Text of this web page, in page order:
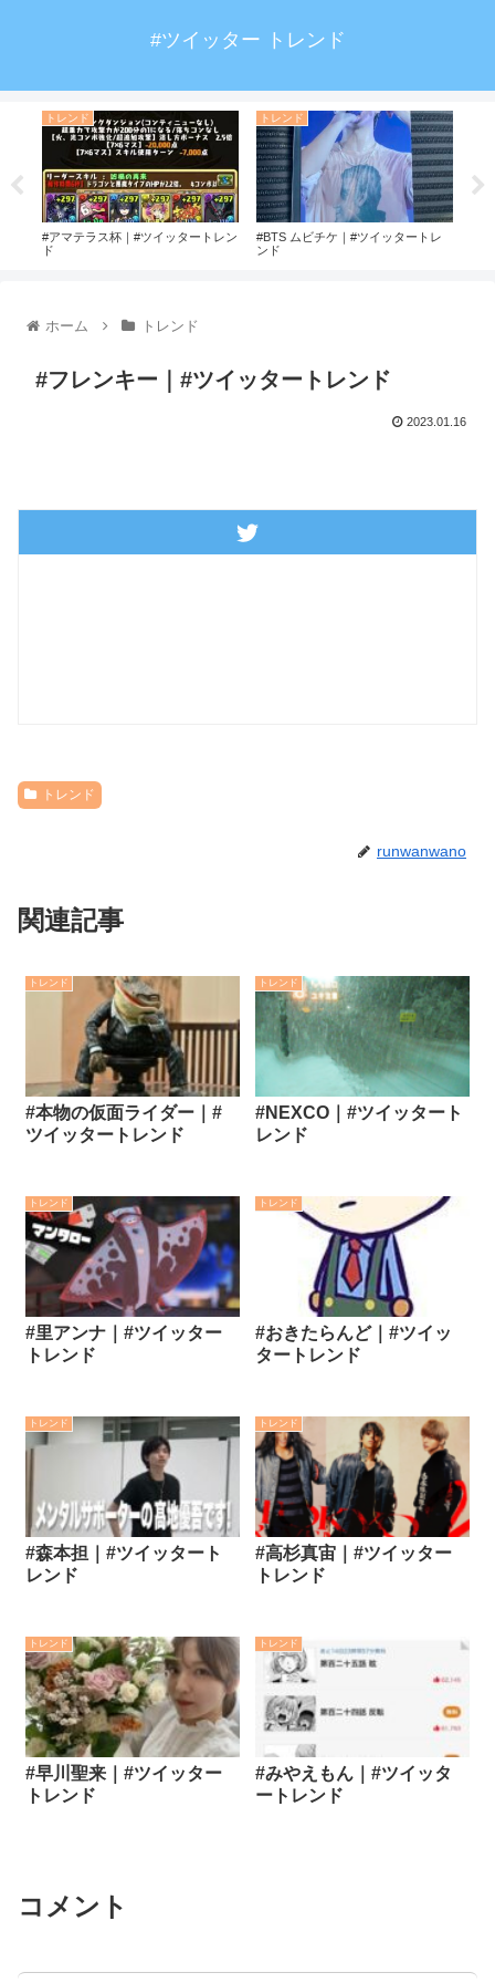
#ツイッター トレンド
トレンド
#アマテラス杯｜#ツイッタートレン
ド
トレンド
#BTS ムビチケ｜#ツイッタートレ
ンド
ホーム トレンド
#フレンキー｜#ツイッタートレンド
2023.01.16
トレンド
runwanwano
関連記事
トレンド
#本物の仮面ライダー｜#
ツイッタートレンド
トレンド
#NEXCO｜#ツイッタート
レンド
トレンド
#里アンナ｜#ツイッター
トレンド
トレンド
#おきたらんど｜#ツイッ
タートレンド
トレンド
#森本担｜#ツイッタート
レンド
トレンド
#高杉真宙｜#ツイッター
トレンド
トレンド
#早川聖来｜#ツイッター
トレンド
トレンド
#みやえもん｜#ツイッタ
ートレンド
コメント